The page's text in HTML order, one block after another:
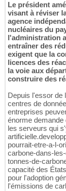
Le président
visant à réviser
agence
nucléaires du
l'administration
entraîner des
exigent que la
licences des
la voie aux
construire des
Depuis l'essor de
centres de
entreprises
énorme demande
les serveurs qui
pourrait-etre-a-l-
carbone-dans-
tonnes-de-
capacité des
pour l'adoption
l'émissions de